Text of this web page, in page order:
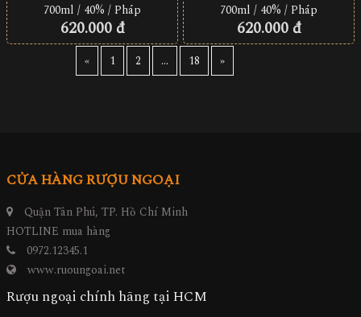
700ml / 40% / Pháp
620.000 đ
700ml / 40% / Pháp
620.000 đ
« 1 2 ... 18 »
CỬA HÀNG RƯỢU NGOẠI
Quận Tân Phú, TP. Hồ Chí Minh
HOTLINE mua hàng
0972.12345.1
www.ruoungoai.net
Rượu ngoại chính hãng tại HCM